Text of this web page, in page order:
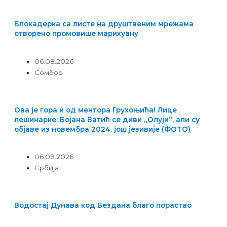
Блокадерка са листе на друштвеним мрежама
отворено промовише марихуану
06.08.2026
Сомбор
Ова је гора и од ментора Грухоњића! Лице
лешинарке: Бојана Ватић се диви „Олуји“, али су
објаве из новембра 2024. још језивије (ФОТО)
06.08.2026
Србија
Водостај Дунава код Бездана благо порастао